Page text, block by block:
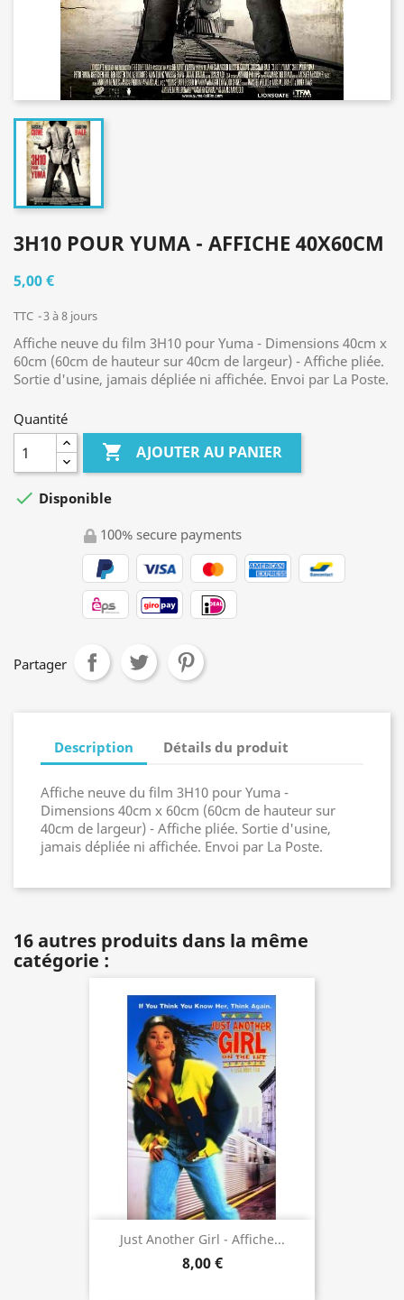
3H10 POUR YUMA - AFFICHE 40X60CM
5,00 €
TTC 3 à 8 jours
Affiche neuve du film 3H10 pour Yuma - Dimensions 40cm x
60cm (60cm de hauteur sur 40cm de largeur) - Affiche pliée.
Sortie d'usine, jamais dépliée ni affichée. Envoi par La Poste.
Quantité
 AJOUTER AU PANIER
 Disponible
100% secure payments
Partager
Description Détails du produit
Affiche neuve du film 3H10 pour Yuma -
Dimensions 40cm x 60cm (60cm de hauteur sur
40cm de largeur) - Affiche pliée. Sortie d'usine,
jamais dépliée ni affichée. Envoi par La Poste.
16 autres produits dans la même
catégorie :
Just Another Girl - Affiche...
8,00 €